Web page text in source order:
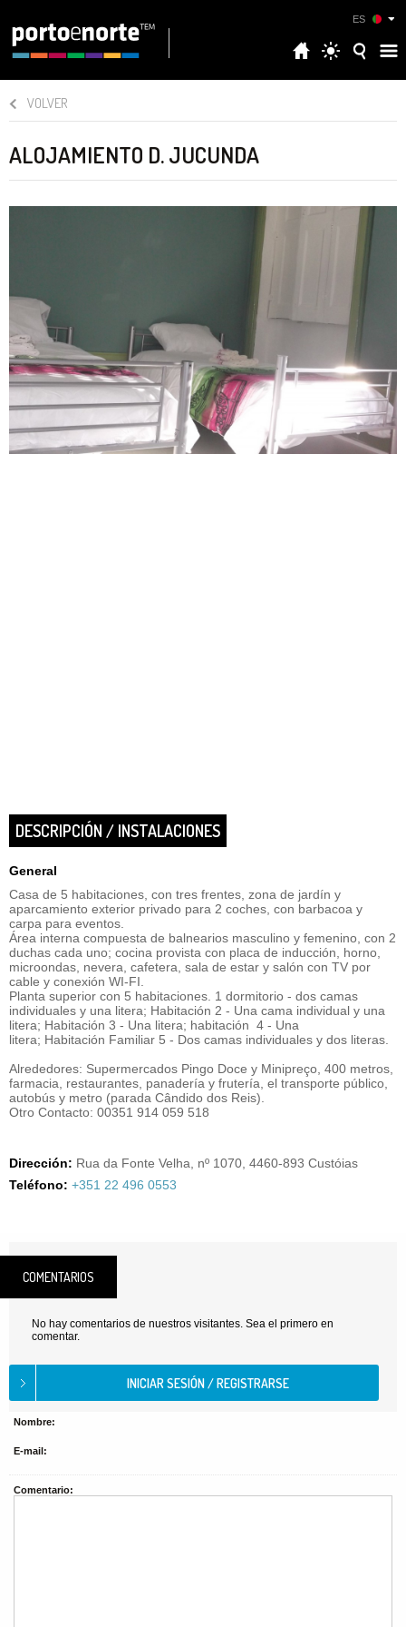
ES
VOLVER
ALOJAMIENTO D. JUCUNDA
DESCRIPCIÓN / INSTALACIONES
General
Casa de 5 habitaciones, con tres frentes, zona de jardín y
aparcamiento exterior privado para 2 coches, con barbacoa y
carpa para eventos.
Área interna compuesta de balnearios masculino y femenino, con 2
duchas cada uno; cocina provista con placa de inducción, horno,
microondas, nevera, cafetera, sala de estar y salón con TV por
cable y conexión WI-FI.
Planta superior con 5 habitaciones. 1 dormitorio - dos camas
individuales y una litera; Habitación 2 - Una cama individual y una
litera; Habitación 3 - Una litera; habitación 4 - Una
litera; Habitación Familiar 5 - Dos camas individuales y dos literas.
Alrededores: Supermercados Pingo Doce y Minipreço, 400 metros,
farmacia, restaurantes, panadería y frutería, el transporte público,
autobús y metro (parada Cândido dos Reis).
Otro Contacto: 00351 914 059 518
Dirección: Rua da Fonte Velha, nº 1070, 4460-893 Custóias
Teléfono: +351 22 496 0553
COMENTARIOS
No hay comentarios de nuestros visitantes. Sea el primero en
comentar.
Nombre:
E-mail:
Comentario: